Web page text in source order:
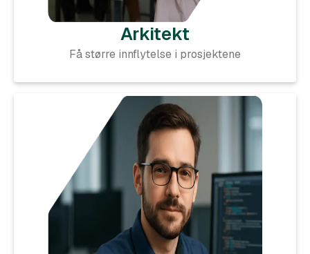
Arkitekt
Få større innflytelse i prosjektene